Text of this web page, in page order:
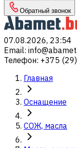
Обратный звонок
07.08.2026, 23:54
Email:
Телефон: +375
Главная
Оснащение
СОЖ, масла